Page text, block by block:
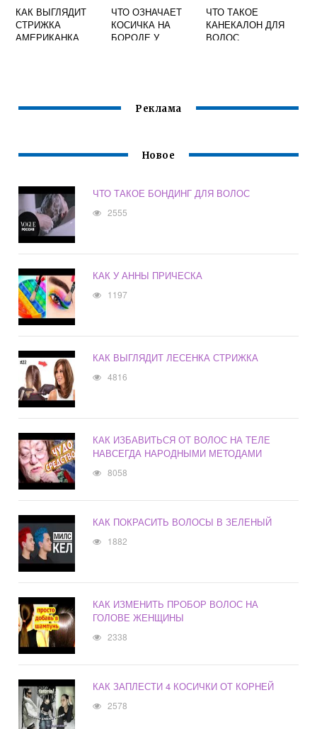
КАК ВЫГЛЯДИТ
СТРИЖКА
АМЕРИКАНКА
ЧТО ОЗНАЧАЕТ
КОСИЧКА НА
БОРОДЕ У
ЧТО ТАКОЕ
КАНЕКАЛОН ДЛЯ
ВОЛОС
Реклама
Новое
ЧТО ТАКОЕ БОНДИНГ ДЛЯ ВОЛОС
2555
КАК У АННЫ ПРИЧЕСКА
1197
КАК ВЫГЛЯДИТ ЛЕСЕНКА СТРИЖКА
4816
КАК ИЗБАВИТЬСЯ ОТ ВОЛОС НА ТЕЛЕ
НАВСЕГДА НАРОДНЫМИ МЕТОДАМИ
8058
КАК ПОКРАСИТЬ ВОЛОСЫ В ЗЕЛЕНЫЙ
1882
КАК ИЗМЕНИТЬ ПРОБОР ВОЛОС НА
ГОЛОВЕ ЖЕНЩИНЫ
2338
КАК ЗАПЛЕСТИ 4 КОСИЧКИ ОТ КОРНЕЙ
2578